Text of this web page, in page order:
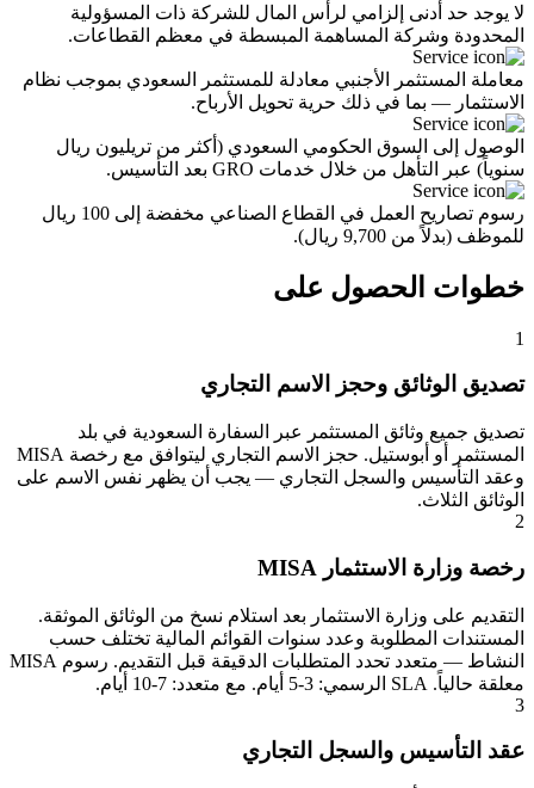
لا يوجد حد أدنى إلزامي لرأس المال للشركة ذات المسؤولية
المحدودة وشركة المساهمة المبسطة في معظم القطاعات.
معاملة المستثمر الأجنبي معادلة للمستثمر السعودي بموجب نظام
الاستثمار — بما في ذلك حرية تحويل الأرباح.
الوصول إلى السوق الحكومي السعودي (أكثر من تريليون ريال
سنوياً) عبر التأهل من خلال خدمات GRO بعد التأسيس.
رسوم تصاريح العمل في القطاع الصناعي مخفضة إلى 100 ريال
للموظف (بدلاً من 9,700 ريال).
خطوات الحصول على
1
تصديق الوثائق وحجز الاسم التجاري
تصديق جميع وثائق المستثمر عبر السفارة السعودية في بلد
المستثمر أو أبوستيل. حجز الاسم التجاري ليتوافق مع رخصة MISA
وعقد التأسيس والسجل التجاري — يجب أن يظهر نفس الاسم على
الوثائق الثلاث.
2
رخصة وزارة الاستثمار MISA
التقديم على وزارة الاستثمار بعد استلام نسخ من الوثائق الموثقة.
المستندات المطلوبة وعدد سنوات القوائم المالية تختلف حسب
النشاط — متعدد تحدد المتطلبات الدقيقة قبل التقديم. رسوم MISA
معلقة حالياً. SLA الرسمي: 3-5 أيام. مع متعدد: 7-10 أيام.
3
عقد التأسيس والسجل التجاري